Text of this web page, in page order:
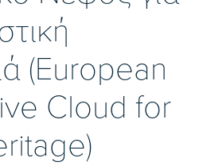
(European
Cloud for